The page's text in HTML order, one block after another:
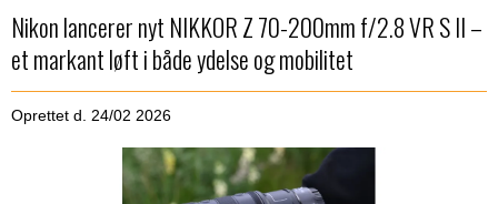
Nikon lancerer nyt NIKKOR Z 70-200mm f/2.8 VR S II –
et markant løft i både ydelse og mobilitet
Oprettet d. 24/02 2026